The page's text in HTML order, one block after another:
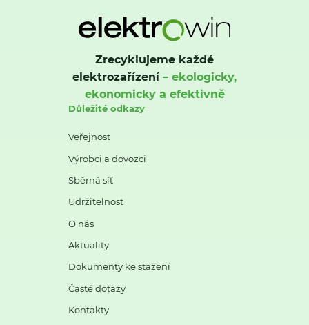
Zrecyklujeme každé
elektrozařízení– ekologicky,
ekonomicky a efektivně
Důležité odkazy
Veřejnost
Výrobci a dovozci
Sběrná síť
Udržitelnost
O nás
Aktuality
Dokumenty ke stažení
Časté dotazy
Kontakty